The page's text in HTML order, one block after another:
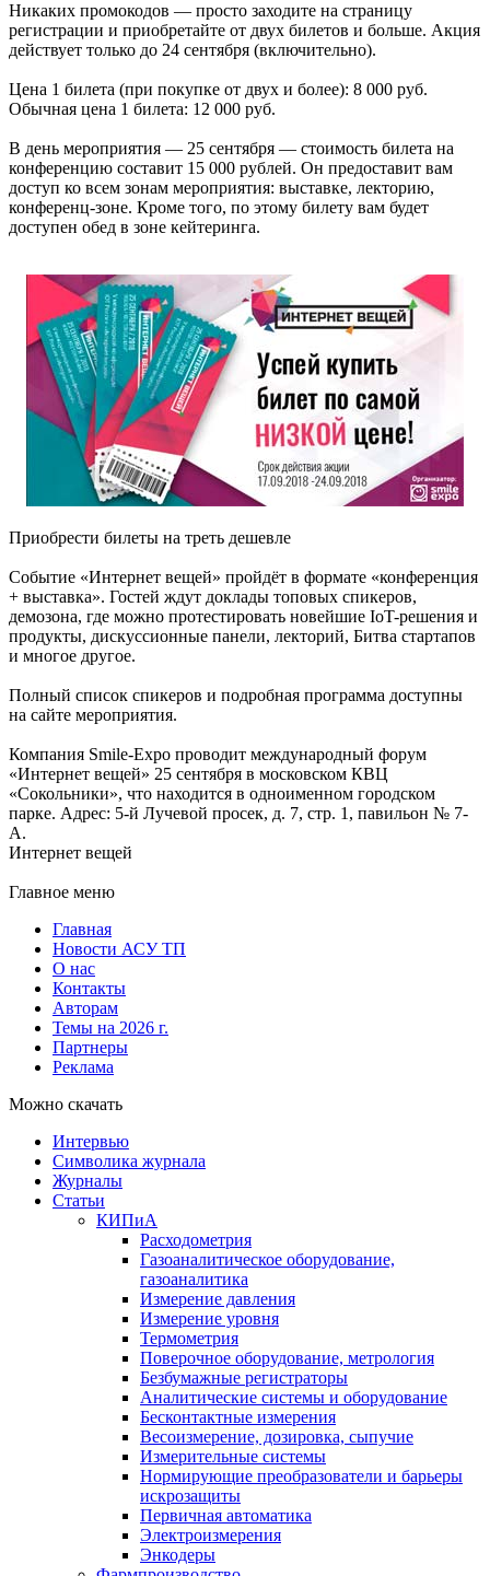
Никаких промокодов — просто заходите на страницу
регистрации и приобретайте от двух билетов и больше. Акция
действует только до 24 сентября (включительно).
Цена 1 билета (при покупке от двух и более): 8 000 руб.
Обычная цена 1 билета: 12 000 руб.
В день мероприятия — 25 сентября — стоимость билета на
конференцию составит 15 000 рублей. Он предоставит вам
доступ ко всем зонам мероприятия: выставке, лекторию,
конференц-зоне. Кроме того, по этому билету вам будет
доступен обед в зоне кейтеринга.
Приобрести билеты на треть дешевле
Событие «Интернет вещей» пройдёт в формате «конференция
+ выставка». Гостей ждут доклады топовых спикеров,
демозона, где можно протестировать новейшие IoT-решения и
продукты, дискуссионные панели, лекторий, Битва стартапов
и многое другое.
Полный список спикеров и подробная программа доступны
на сайте мероприятия.
Компания Smile-Expo проводит международный форум
«Интернет вещей» 25 сентября в московском КВЦ
«Сокольники», что находится в одноименном городском
парке. Адрес: 5-й Лучевой просек, д. 7, стр. 1, павильон № 7-
А.
Интернет вещей
Главное меню
Главная
Новости АСУ ТП
О нас
Контакты
Авторам
Темы на 2026 г.
Партнеры
Реклама
Можно скачать
Интервью
Символика журнала
Журналы
Статьи
КИПиА
Расходометрия
Газоаналитическое оборудование,
газоаналитика
Измерение давления
Измерение уровня
Термометрия
Поверочное оборудование, метрология
Безбумажные регистраторы
Аналитические системы и оборудование
Бесконтактные измерения
Весоизмерение, дозировка, сыпучие
Измерительные системы
Нормирующие преобразователи и барьеры
искрозащиты
Первичная автоматика
Электроизмерения
Энкодеры